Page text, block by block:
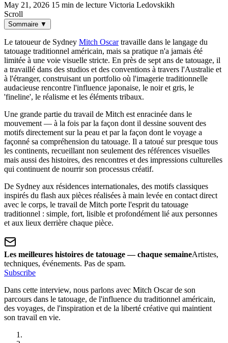
May 21, 2026 15 min de lecture Victoria Ledovskikh
Scroll
Sommaire ▼
Le tatoueur de Sydney Mitch Oscartravaille dans le langage du
tatouage traditionnel américain, mais sa pratique n'a jamais été
limitée à une voie visuelle stricte. En près de sept ans de tatouage, il
a travaillé dans des studios et des conventions à travers l'Australie et
à l'étranger, construisant un portfolio où l'imagerie traditionnelle
audacieuse rencontre l'influence japonaise, le noir et gris, le
'fineline', le réalisme et les éléments tribaux.
Une grande partie du travail de Mitch est enracinée dans le
mouvement — à la fois par la façon dont il dessine souvent des
motifs directement sur la peau et par la façon dont le voyage a
façonné sa compréhension du tatouage. Il a tatoué sur presque tous
les continents, recueillant non seulement des références visuelles
mais aussi des histoires, des rencontres et des impressions culturelles
qui continuent de nourrir son processus créatif.
De Sydney aux résidences internationales, des motifs classiques
inspirés du flash aux pièces réalisées à main levée en contact direct
avec le corps, le travail de Mitch porte l'esprit du tatouage
traditionnel : simple, fort, lisible et profondément lié aux personnes
et aux lieux derrière chaque pièce.
Les meilleures histoires de tatouage — chaque semaineArtistes,
techniques, événements. Pas de spam.
Subscribe
Dans cette interview, nous parlons avec Mitch Oscar de son
parcours dans le tatouage, de l'influence du traditionnel américain,
des voyages, de l'inspiration et de la liberté créative qui maintient
son travail en vie.